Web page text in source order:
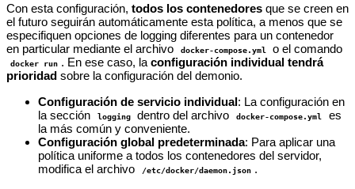
Con esta configuración, todos los contenedores que se creen en
el futuro seguirán automáticamente esta política, a menos que se
especifiquen opciones de logging diferentes para un contenedor
en particular mediante el archivo
docker-compose.yml o el comando
docker run . En ese caso, laconfiguración individual tendrá
prioridad sobre la configuración del demonio.
Configuración de servicio individual: La configuración en
la sección
logging dentro del archivo docker-compose.yml
es
la más común y conveniente.
Configuración global predeterminada: Para aplicar una
política uniforme a todos los contenedores del servidor,
modifica el archivo
/etc/docker/daemon.json .